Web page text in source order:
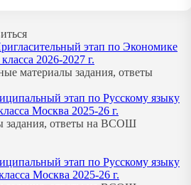
этап по Экономике
2026-2027 г.
материалы задания, ответы
этап по Русскому языку
Москва 2025-26 г.
задания, ответы на ВСОШ
этап по Русскому языку
Москва 2025-26 г.